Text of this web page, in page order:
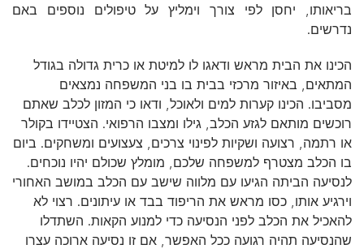
בריאותו, יחסן לפי צורך וימליץ על טיפולים נוספים באם
נדרשים.
הכינו את הבית מראש ודאגו לו למיטת או כרית גדולה בגודל
המתאים, באיזור מרכזי בבית בו בני המשפחה נמצאים
מסביבו. הכינו קערות למים ולאוכל, ודאו כי המזון לכלב שאתם
רוכשים מותאם לגזע הכלב, גילו ומצבו הרפואי. הצטיידו בקולר
או רתמה, רצועה ושקיות לפינוי צרכים, צעצועים ומשחקים. ביום
בו הכלב מצטרף למשפחה שלכם, מומלץ שכולם יהיו נוכחים.
לנסיעה הביתה הגיעו עם מלווה שישב עם הכלב במושב האחורי
וירגיע אותו, כסו מראש את הריפוד בבד או עיתונים. רצוי לא
להאכיל את הכלב לפני הנסיעה כדי למנוע הקאות. השתדלו
שהנסיעה תהיה רגועה ככל האפשר, אם זו נסיעה ארוכה עצרו